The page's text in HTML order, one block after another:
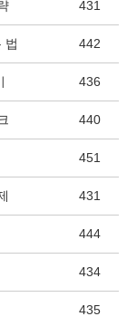
431
법 442
436
440
451
431
444
434
435